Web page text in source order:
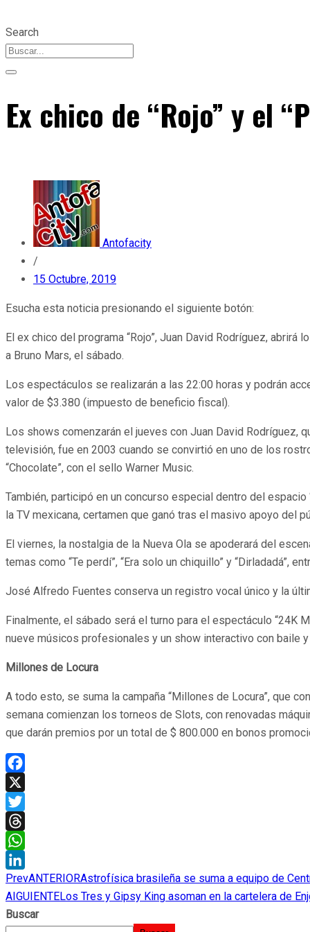
Search
Ex chico de “Rojo” y el
Antofacity
/
15 Octubre, 2019
Esucha esta noticia presionando el siguiente botón:
El ex chico del programa “Rojo”, Juan David Rodríguez,
a Bruno Mars, el sábado.
Los espectáculos se realizarán a las 22:00 horas y podrán
valor de $3.380 (impuesto de beneficio fiscal).
Los shows comenzarán el jueves con Juan David Rodríguez,
televisión, fue en 2003 cuando se convirtió en uno de los
“Chocolate”, con el sello Warner Music.
También, participó en un concurso especial dentro del
la TV mexicana, certamen que ganó tras el masivo apoyo del
El viernes, la nostalgia de la Nueva Ola se apoderará del
temas como “Te perdí”, “Era solo un chiquillo” y “Dirladadá”,
José Alfredo Fuentes conserva un registro vocal único y la
Finalmente, el sábado será el turno para el espectáculo “24K
nueve músicos profesionales y un show interactivo con baile
Millones de Locura
A todo esto, se suma la campaña “Millones de Locura”, que
semana comienzan los torneos de Slots, con renovadas
que darán premios por un total de $ 800.000 en bonos
Facebook
X
Twitter
Threads
WhatsApp
LinkedIn
PrevANTERIORAstrofísica brasileña se suma a equipo de
AIGUIENTELos Tres y Gipsy King asoman en la cartelera de
Buscar